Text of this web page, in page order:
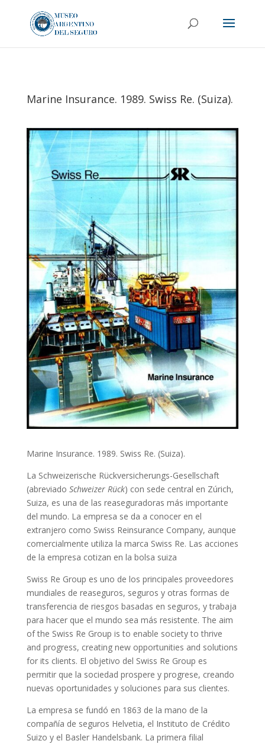
Marine Insurance. 1989. Swiss Re. (Suiza).
Marine Insurance. 1989. Swiss Re. (Suiza).
La Schweizerische Rückversicherungs-Gesellschaft
(abreviado Schweizer Rück) con sede central en Zúrich,
Suiza, es una de las reaseguradoras más importante
del mundo. La empresa se da a conocer en el
extranjero como Swiss Reinsurance Company, aunque
comercialmente utiliza la marca Swiss Re. Las acciones
de la empresa cotizan en la bolsa suiza
Swiss Re Group es uno de los principales proveedores
mundiales de reaseguros, seguros y otras formas de
transferencia de riesgos basadas en seguros, y trabaja
para hacer que el mundo sea más resistente. The aim
of the Swiss Re Group is to enable society to thrive
and progress, creating new opportunities and solutions
for its clients. El objetivo del Swiss Re Group es
permitir que la sociedad prospere y progrese, creando
nuevas oportunidades y soluciones para sus clientes.
La empresa se fundó en 1863 de la mano de la
compañía de seguros Helvetia, el Instituto de Crédito
Suizo y el Basler Handelsbank. La primera filial